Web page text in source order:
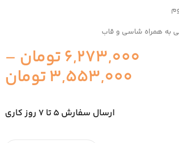
به همراه شاسی و قاب
6,273,000تومان –
3,553,000تومان
ارسال سفارش 5 تا 7 روز کاری